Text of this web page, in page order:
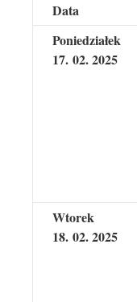
Data
Poniedziałek
17. 02. 2025
Wtorek
18. 02. 2025